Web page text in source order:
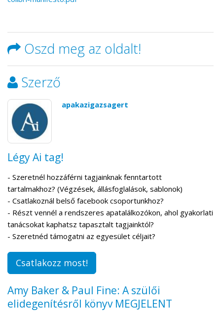
Oszd meg az oldalt!
Szerző
apakazigazsagert
Légy Ai tag!
- Szeretnél hozzáférni tagjainknak fenntartott
tartalmakhoz? (Végzések, állásfoglalások, sablonok)
- Csatlakoznál belső facebook csoportunkhoz?
- Részt vennél a rendszeres apatalálkozókon, ahol gyakorlati
tanácsokat kaphatsz tapasztalt tagjainktól?
- Szeretnéd támogatni az egyesület céljait?
Csatlakozz most!
Amy Baker & Paul Fine: A szülői
elidegenítésről könyv MEGJELENT